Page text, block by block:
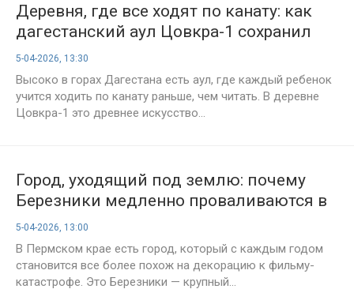
Деревня, где все ходят по канату: как
дагестанский аул Цовкра-1 сохранил
уникальное искусство?
5-04-2026, 13:30
Высоко в горах Дагестана есть аул, где каждый ребенок
учится ходить по канату раньше, чем читать. В деревне
Цовкра-1 это древнее искусство...
Город, уходящий под землю: почему
Березники медленно проваливаются в
бездну?
5-04-2026, 13:00
В Пермском крае есть город, который с каждым годом
становится все более похож на декорацию к фильму-
катастрофе. Это Березники — крупный...